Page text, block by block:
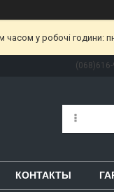
у робочі години:
КОНТАКТЫ